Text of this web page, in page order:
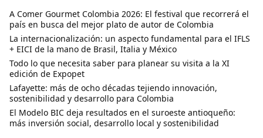
A Comer Gourmet Colombia 2026: El festival que recorrerá el
país en busca del mejor plato de autor de Colombia
La internacionalización: un aspecto fundamental para el IFLS
+ EICI de la mano de Brasil, Italia y México
Todo lo que necesita saber para planear su visita a la XI
edición de Expopet
Lafayette: más de ocho décadas tejiendo innovación,
sostenibilidad y desarrollo para Colombia
El Modelo BIC deja resultados en el suroeste antioqueño:
más inversión social, desarrollo local y sostenibilidad